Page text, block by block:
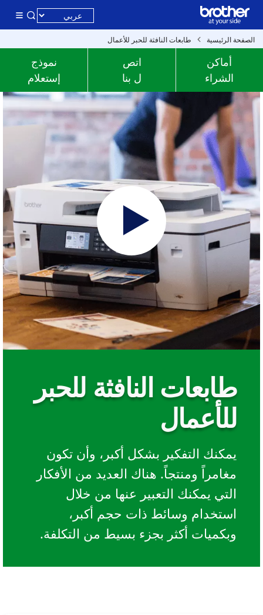
الصفحة الرئيسية طابعات النافثة للحبر للأعمال
أماكن
الشراء
اتص
ل بنا
نموذج
إستعلام
طابعات النافثة للحبر
للأعمال
يمكنك التفكير بشكل أكبر، وأن تكون
مغامراً ومنتجاً. هناك العديد من الأفكار
التي يمكنك التعبير عنها من خلال
استخدام وسائط ذات حجم أكبر،
وبكميات أكثر بجزء بسيط من التكلفة.